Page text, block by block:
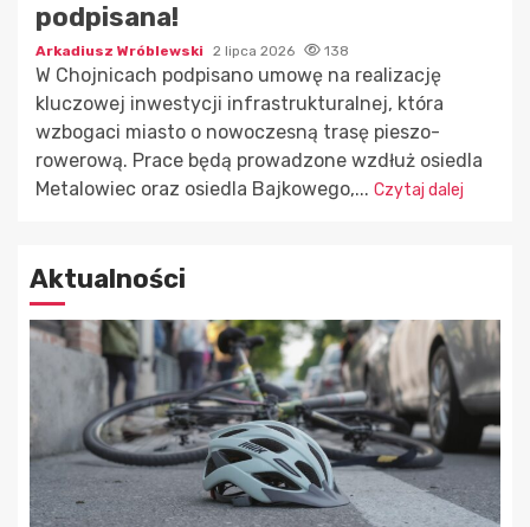
podpisana!
Arkadiusz Wróblewski 2 lipca 2026 138
W Chojnicach podpisano umowę na realizację
kluczowej inwestycji infrastrukturalnej, która
wzbogaci miasto o nowoczesną trasę pieszo-
rowerową. Prace będą prowadzone wzdłuż osiedla
Metalowiec oraz osiedla Bajkowego,... Czytaj dalej
Aktualności